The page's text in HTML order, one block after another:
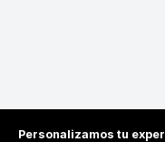
Personalizamos tu